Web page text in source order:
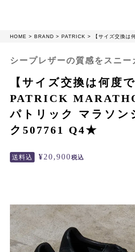
HOME BRAND PATRICK 【サイズ交換
シープレザーの質感をスニー
【サイズ交換は何度
PATRICK
パトリック マラソン
ク507761 Q4★
送料込 ¥20,900税込